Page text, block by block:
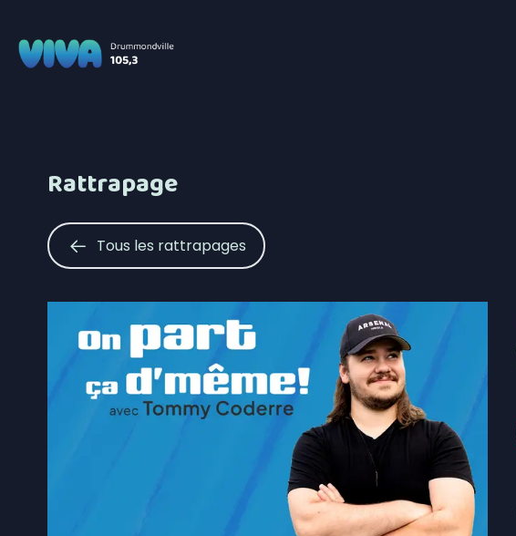
Rattrapage
Tous les rattrapages